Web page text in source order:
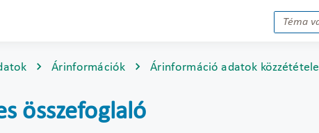
Árinformációk Árinformáció adatok közzététele
összefoglaló